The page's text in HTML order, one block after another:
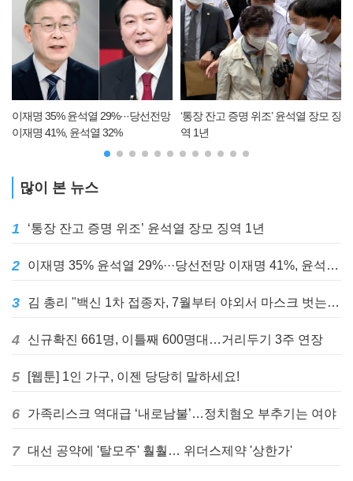
이재명 35% 윤석열 29%···당선전망
이재명 41%, 윤석열 32%
‘통장 잔고 증명 위조’ 윤석열 장모 징
역 1년
많이 본 뉴스
1 ‘통장 잔고 증명 위조’ 윤석열 장모 징역 1년
2 이재명 35% 윤석열 29%···당선전망 이재명 41%, 윤석열 32%
3 김 총리 "백신 1차 접종자, 7월부터 야외서 마스크 벗는다"
4 신규확진 661명, 이틀째 600명대…거리두기 3주 연장
5 [웹툰] 1인 가구, 이젠 당당히 말하세요!
6 가족리스크 역대급 ‘내로남불’…정치혐오 부추기는 여야
7 대선 공약에 '탈모주' 훨훨… 위더스제약 '상한가'